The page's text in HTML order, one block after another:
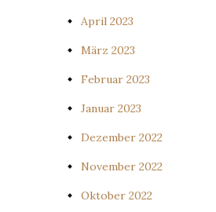
April 2023
März 2023
Februar 2023
Januar 2023
Dezember 2022
November 2022
Oktober 2022